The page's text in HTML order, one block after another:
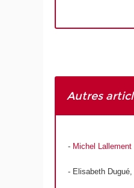
Autres
- Michel Lallement
- Elisabeth Dugué,